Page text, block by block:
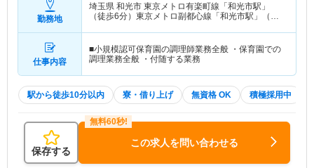
勤務地
埼玉県 和光市 東京メトロ有楽町線「和光市駅」
（徒歩6分）東京メトロ副都心線「和光市駅」（徒
仕事内容
■小規模認可保育園の調理師業務全般 ・保育園での
調理業務全般 ・付随する業務
駅から徒歩10分以内 寮・借り上げ 無資格 OK 積極採用中
保存する
この求人を問い合わせる